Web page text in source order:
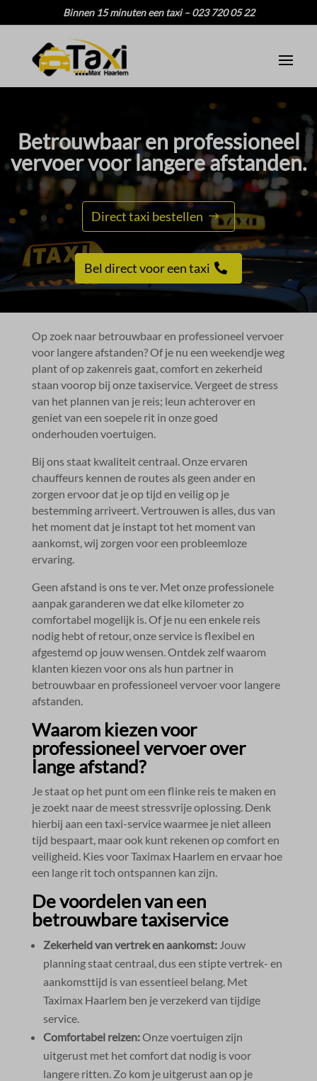
Binnen 15 minuten een taxi – 023 720 05 22
Betrouwbaar en professioneel
vervoer voor langere afstanden.​
Direct taxi bestellen
Bel direct voor een taxi
Op zoek naar betrouwbaar en professioneel vervoer
voor langere afstanden? Of je nu een weekendje weg
plant of op zakenreis gaat, comfort en zekerheid
staan voorop bij onze taxiservice.​ Vergeet de stress
van het plannen van je reis; leun achterover en
geniet van een soepele rit in onze goed
onderhouden voertuigen.​
Bij ons staat kwaliteit centraal.​ Onze ervaren
chauffeurs kennen de routes als geen ander en
zorgen ervoor dat je op tijd en veilig op je
bestemming arriveert.​ Vertrouwen is alles, dus van
het moment dat je instapt tot het moment van
aankomst, wij zorgen voor een probleemloze
ervaring.​
Geen afstand is ons te ver.​ Met onze professionele
aanpak garanderen we dat elke kilometer zo
comfortabel mogelijk is.​ Of je nu een enkele reis
nodig hebt of retour, onze service is flexibel en
afgestemd op jouw wensen.​ Ontdek zelf waarom
klanten kiezen voor ons als hun partner in
betrouwbaar en professioneel vervoer voor langere
afstanden.​
Waarom kiezen voor
professioneel vervoer over
lange afstand?
Je staat op het punt om een flinke reis te maken en
je zoekt naar de meest stressvrije oplossing.​ Denk
hierbij aan een taxi-service waarmee je niet alleen
tijd bespaart, maar ook kunt rekenen op comfort en
veiligheid.​ Kies voor Taximax Haarlem en ervaar hoe
een lange rit toch ontspannen kan zijn.​
De voordelen van een
betrouwbare taxiservice
Zekerheid van vertrek en aankomst:Jouw
planning staat centraal, dus een stipte vertrek- en
aankomsttijd is van essentieel belang.​ Met
Taximax Haarlem ben je verzekerd van tijdige
service.​
Comfortabel reizen:Onze voertuigen zijn
uitgerust met het comfort dat nodig is voor
langere ritten.​ Zo kom je uitgerust aan op je